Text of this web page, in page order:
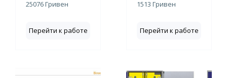
25076 Гривен
Перейти к работе
1513 Гривен
Перейти к работе